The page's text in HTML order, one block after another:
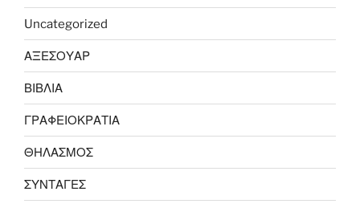
Uncategorized
ΑΞΕΣΟΥΑΡ
ΒΙΒΛΙΑ
ΓΡΑΦΕΙΟΚΡΑΤΙΑ
ΘΗΛΑΣΜΟΣ
ΣΥΝΤΑΓΕΣ